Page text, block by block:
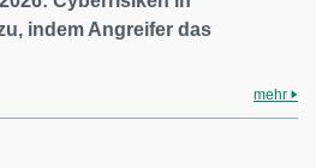
indem Angreifer das
mehr